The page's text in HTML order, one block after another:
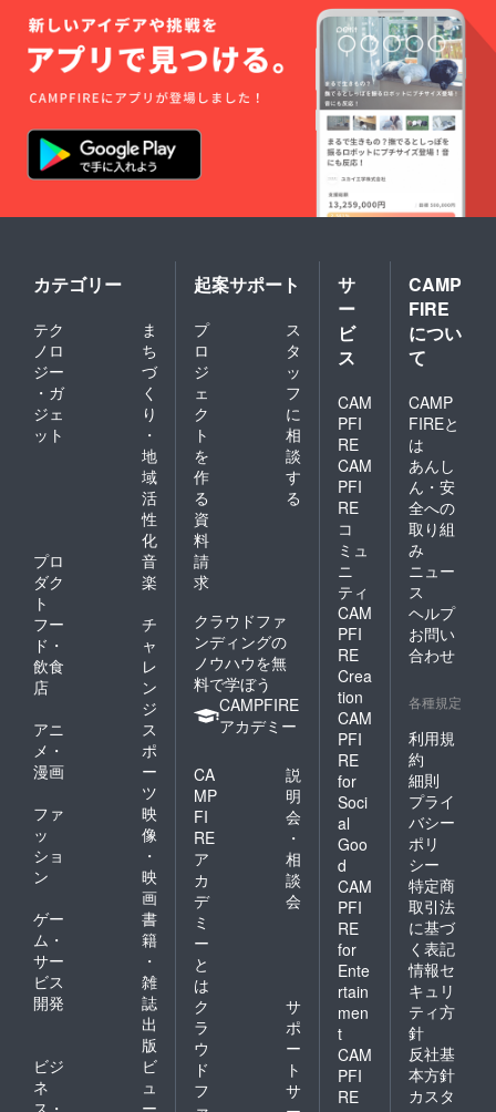
カテゴリー
テク
ノロ
ジー
・ガ
ジェ
ット
ま
ち
づ
く
り
・
地
域
活
性
化
プロ
ダク
ト
音
楽
フー
ド・
飲食
店
チ
ャ
レ
ン
ジ
アニ
メ・
漫画
ス
ポ
ー
ツ
ファ
ッ
ショ
ン
映
像
・
映
画
ゲー
ム・
サー
ビス
開発
書
籍
・
雑
誌
出
版
ビジ
ネ
ス・
ビ
ュ
ー
起案サポート
プ
ロ
ジ
ェ
ク
ト
を
作
る
ス
タ
ッ
フ
に
相
談
す
る
資
料
請
求
クラウドファ
ンディングの
ノウハウを無
料で学ぼう
CAMPFIRE
アカデミー
CA
MP
FI
RE
ア
カ
デ
ミ
ー
と
は
説
明
会
・
相
談
会
ク
ラ
ウ
ド
フ
サ
ポ
ー
ト
サ
サ
ー
ビ
ス
CAM
PFI
RE
CAM
PFI
RE
コ
ミュ
ニ
ティ
CAM
PFI
RE
Crea
tion
CAM
PFI
RE
for
Soci
al
Goo
d
CAM
PFI
RE
for
Ente
rtain
men
t
CAM
PFI
RE
CAMP
FIRE
につい
て
CAMP
FIREと
は
あんし
ん・安
全への
取り組
み
ニュー
ス
ヘルプ
お問い
合わせ
各種規定
利用規
約
細則
プライ
バシー
ポリ
シー
特定商
取引法
に基づ
く表記
情報セ
キュリ
ティ方
針
反社基
本方針
カスタ